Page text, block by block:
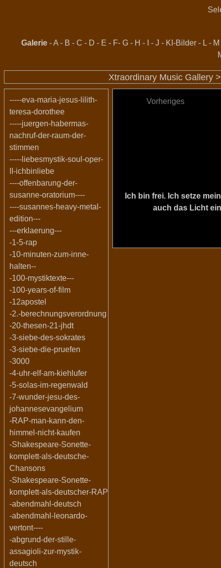
Galerie -A - B - C - D - E - F- G - H - - J - KI-Bilder - L - M
Xtraordinary Music Gallery
-----eva-maria-jesus-lilith-
teresa-dorothee
-----juergen-habermas-
nachruf-der-raum-der-
stimmen
-----liebesmystik-soul-oper-
II-ichbinliebe
----offenbarung-der-
susanne-oratorium----
----susannes-heavy-metal-
edition---
---erklaerung---
-1-5-rap
-10-minuten-zum-inne-
halten--
-100-mystiktexte---
-100-years-of-film
-12apostel
-2.-berechnungsverordnung
-20-thesen-21-jhdt
-3-siebe-des-sokrates
-3-siebe-die-pruefen
-3000
-4-uhr-elf-am-kiehlufer
-5-solas-im-regenwald
-7-wunder-jesu-des-
johannesevangelium
-RAP-man-kann-den-
himmel-nicht-kaufen
-Shakespeare-Sonette-
komplett-als-deutsche-
Chansons
-Shakespeare-Sonette-
komplett-als-deutscher-RAP
-abendmahl-deutsch
-abendmahl-leonardo-
vertont----
-abgrund-der-stille-
assagioli-zur-mystik-
deutsch
Vorheriges
Ich bin frei. Ich setze
auch das Licht